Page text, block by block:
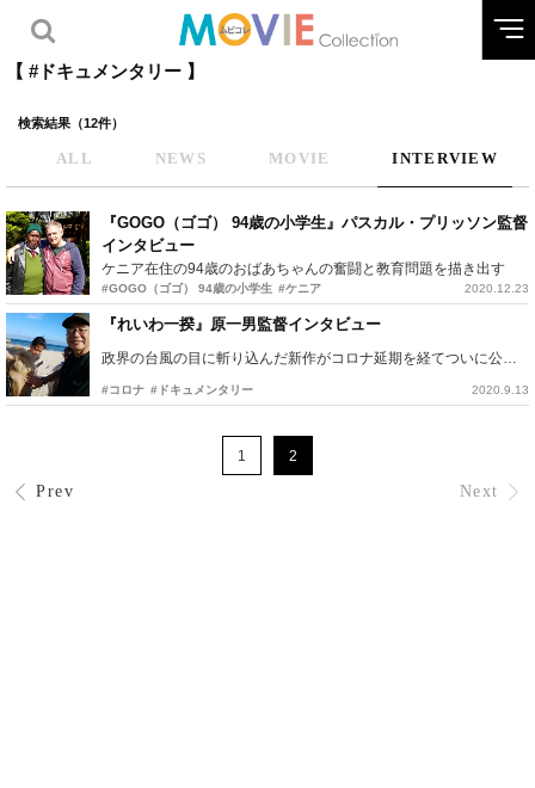
【 #ドキュメンタリー 】
検索結果（12件）
ALL NEWS MOVIE INTERVIEW
『GOGO（ゴゴ） 94歳の小学生』パスカル・プリッソン監督
インタビュー
ケニア在住の94歳のおばあちゃんの奮闘と教育問題を描き出す
#GOGO（ゴゴ） 94歳の小学生 #ケニア 2020.12.23
『れいわ一揆』原一男監督インタビュー
政界の台風の目に斬り込んだ新作がコロナ延期を経てついに公開！
#コロナ #ドキュメンタリー 2020.9.13
Prev
1 2
Next